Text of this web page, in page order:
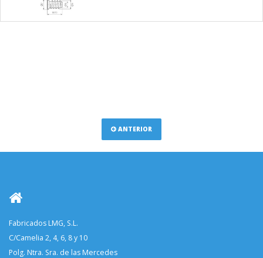
ANTERIOR
Fabricados LMG, S.L.
C/Camelia 2, 4, 6, 8 y 10
Polg. Ntra. Sra. de las Mercedes